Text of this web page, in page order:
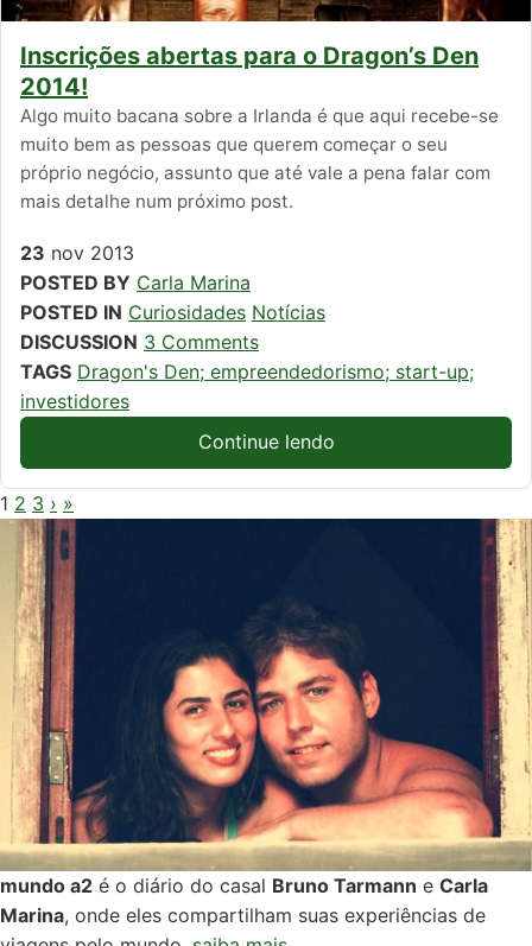
Inscrições abertas para o Dragon’s Den
2014!
Algo muito bacana sobre a Irlanda é que aqui recebe-se
muito bem as pessoas que querem começar o seu
próprio negócio, assunto que até vale a pena falar com
mais detalhe num próximo post.
23 nov 2013
POSTED BY Carla Marina
POSTED IN Curiosidades Notícias
DISCUSSION 3 Comments
TAGS Dragon's Den; empreendedorismo; start-up;
investidores
Continue lendo
1 2 3 › »
mundo a2 é o diário do casal Bruno Tarmann e Carla
Marina, onde eles compartilham suas experiências de